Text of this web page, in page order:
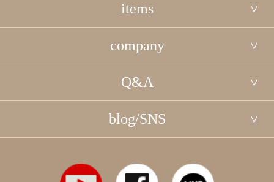
items
company
Q&A
blog/SNS